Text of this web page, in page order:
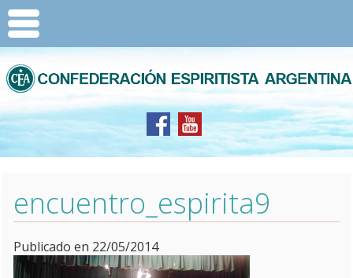
encuentro_espirita9
Publicado en 22/05/2014